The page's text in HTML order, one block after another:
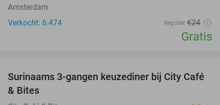
Amsterdam
Verkocht: 6.474
Regulier €24
Gratis
21%
Surinaams 3-gangen keuzediner bij City Café
& Bites